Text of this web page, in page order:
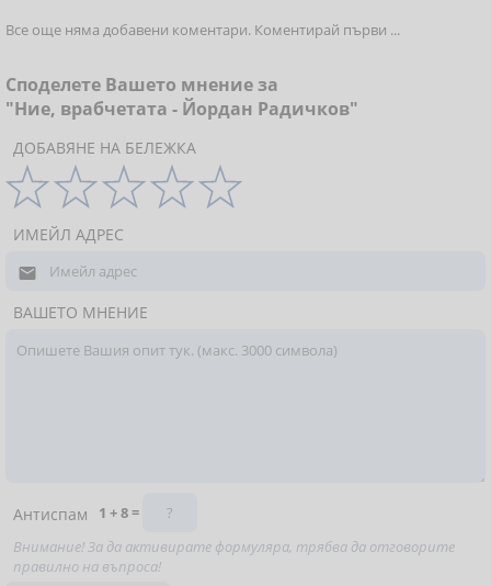
Все още няма добавени коментари. Коментирай първи ...
Споделете Вашето мнение за
"Ние, врабчетата - Йордан Радичков"
ДОБАВЯНЕ НА БЕЛЕЖКА
ИМЕЙЛ АДРЕС

ВАШЕТО МНЕНИЕ
Антиспам
1 + 8 =
Внимание! За да активирате формуляра, трябва да отговорите
правилно на въпроса!